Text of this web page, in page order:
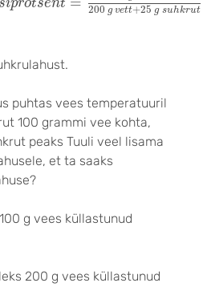
siprotsent 200 g vett+25 g suhkrut
puhtas vees temperatuuril
100 grammi vee kohta,
peaks Tuuli veel lisama
et ta saaks
g vees küllastunud
200 g vees küllastunud